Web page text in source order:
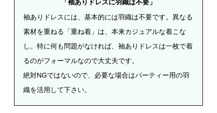
「袖ありドレスに羽織は不要」
袖ありドレスには、基本的には羽織は不要です。異なる
素材を重ねる「重ね着」は、本来カジュアルな着こな
し。特に何も問題がなければ、袖ありドレスは一枚で着
るのがフォーマルなので大丈夫です。
絶対NGではないので、必要な場合はパーティー用の羽
織を活用して下さい。